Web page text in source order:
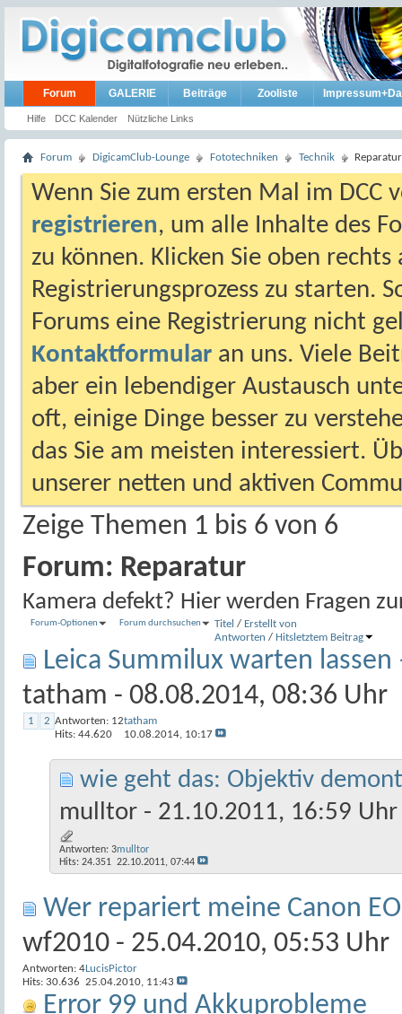
Forum
Hilfe DCC Kalender Nützliche Links
GALERIE Beiträge Zooliste
Forum DigicamClub-Lounge Fototechniken Technik Reparatur
Wenn Sie zum ersten Mal im DCC
registrieren, um alle Inhalte des
zu können. Klicken Sie oben
Registrierungsprozess zu starten.
Forums eine Registrierung nicht
Kontaktformular an uns. Viele
aber ein lebendiger Austausch
oft, einige Dinge besser zu
das Sie am meisten interessiert.
unserer netten und aktiven
Zeige Themen 1 bis 6 von 6
Forum: Reparatur
Kamera defekt? Hier werden Fragen
Forum-Optionen Forum durchsuchen Titel / Erstellt von
Antworten / Hits letztem Beitrag
Leica Summilux warten
tatham - 08.08.2014, 08:36 Uhr
1 2 Antworten: 12
Hits: 44.620
tatham
10.08.2014, 10:17
wie geht das: Objektiv
mulltor - 21.10.2011, 16:59 Uhr
Antworten: 3
Hits: 24.351
mulltor
22.10.2011, 07:44
Wer repariert meine Canon
wf2010 - 25.04.2010, 05:53 Uhr
Antworten: 4
Hits: 30.636
LucisPictor
25.04.2010, 11:43
Error 99 und Akkuprobleme